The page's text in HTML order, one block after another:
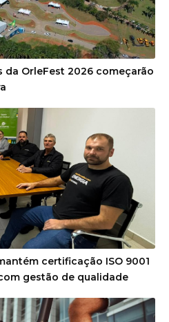
OrleFest 2026 começarão
certificação ISO 9001
gestão de qualidade